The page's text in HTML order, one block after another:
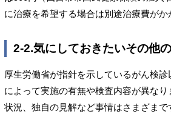
に治療を希望する場合は別途治療費がか
2-2.気にしておきたいその他
厚生労働省が指針を示しているがん検
によって実施の有無や検査内容が異な
状況、独自の見解など事情はさまざまで